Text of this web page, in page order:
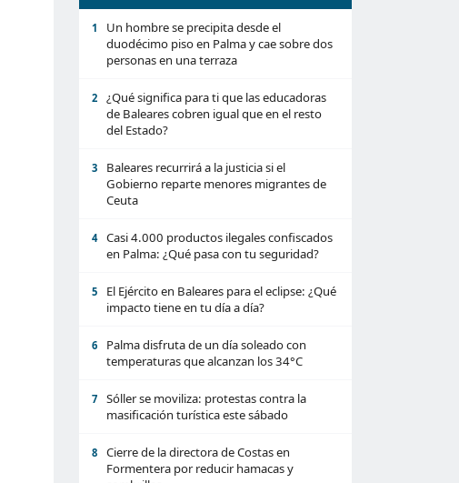
1
Un hombre se precipita desde el
duodécimo piso en Palma y cae sobre dos
personas en una terraza
2
¿Qué significa para ti que las educadoras
de Baleares cobren igual que en el resto
del Estado?
3
Baleares recurrirá a la justicia si el
Gobierno reparte menores migrantes de
Ceuta
4
Casi 4.000 productos ilegales confiscados
en Palma: ¿Qué pasa con tu seguridad?
5
El Ejército en Baleares para el eclipse: ¿Qué
impacto tiene en tu día a día?
6
Palma disfruta de un día soleado con
temperaturas que alcanzan los 34°C
7
Sóller se moviliza: protestas contra la
masificación turística este sábado
8
Cierre de la directora de Costas en
Formentera por reducir hamacas y